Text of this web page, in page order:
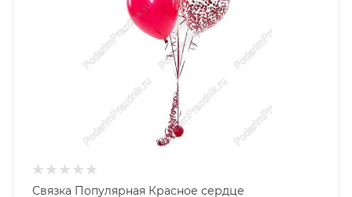
Связка Популярная Красное сердце